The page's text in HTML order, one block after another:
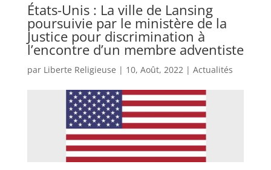
États-Unis : La ville de Lansing
poursuivie par le ministère de la
Justice pour discrimination à
l’encontre d’un membre adventiste
par Liberte Religieuse | 10, Août, 2022| Actualités